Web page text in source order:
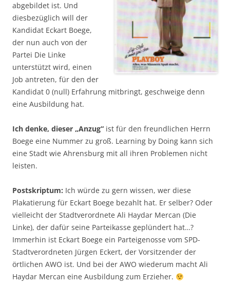
abgebildet ist. Und
diesbezüglich will der
Kandidat Eckart Boege,
der nun auch von der
Partei Die Linke
unterstützt wird, einen
Job antreten, für den der
Kandidat 0 (null) Erfahrung mitbringt, geschweige denn
eine Ausbildung hat.
Ich denke, dieser „Anzug“ ist für den freundlichen Herrn
Boege eine Nummer zu groß. Learning by Doing kann sich
eine Stadt wie Ahrensburg mit all ihren Problemen nicht
leisten.
Postskriptum: Ich würde zu gern wissen, wer diese
Plakatierung für Eckart Boege bezahlt hat. Er selber? Oder
vielleicht der Stadtverordnete Ali Haydar Mercan (Die
Linke), der dafür seine Parteikasse geplündert hat…?
Immerhin ist Eckart Boege ein Parteigenosse vom SPD-
Stadtverordneten Jürgen Eckert, der Vorsitzender der
örtlichen AWO ist. Und bei der AWO wiederum macht Ali
Haydar Mercan eine Ausbildung zum Erzieher.